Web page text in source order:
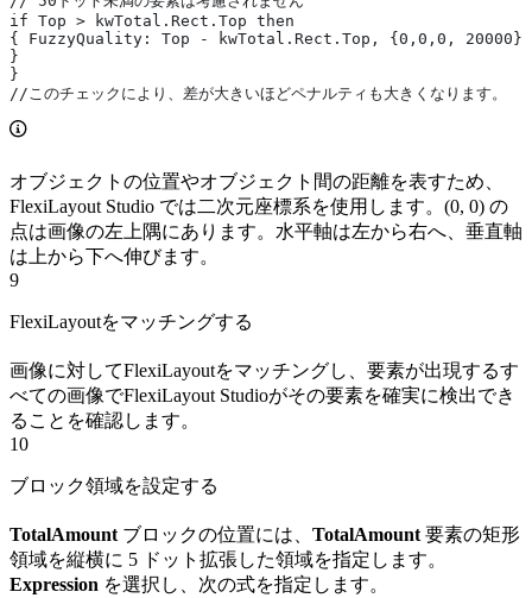
if Top > kwTotal.Rect.Top then
{ FuzzyQuality: Top - kwTotal.Rect.Top, {0,0,0,
}
}
//このチェックにより、差が大きいほどペナルティも大きくなります。
オブジェクトの位置やオブジェクト間の距離を表すため、
FlexiLayout Studio では二次元座標系を使用します。(0, 0) の
点は画像の左上隅にあります。水平軸は左から右へ、垂直軸
は上から下へ伸びます。
9
FlexiLayoutをマッチングする
画像に対してFlexiLayoutをマッチングし、要素が出現するす
べての画像でFlexiLayout Studioがその要素を確実に検出でき
ることを確認します。
10
ブロック領域を設定する
TotalAmount ブロックの位置には、 TotalAmount 要素の矩形
領域を縦横に 5 ドット拡張した領域を指定します。
Expression を選択し、次の式を指定します。